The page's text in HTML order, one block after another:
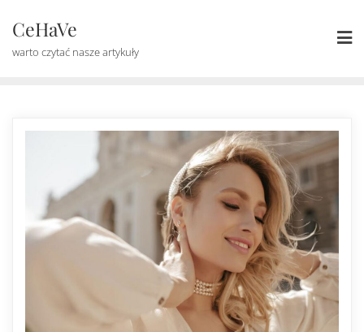
content
CeHaVe
warto czytać nasze artykuły